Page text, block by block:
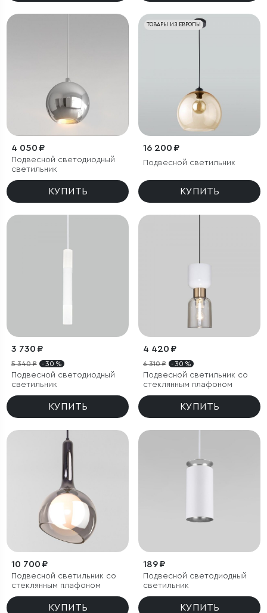
4 050 ₽
Подвесной светодиодный
светильник
КУПИТЬ
ТОВАРЫ ИЗ ЕВРОПЫ
16 200 ₽
Подвесной светильник
КУПИТЬ
3 730 ₽
5 340 ₽ - 30 %
Подвесной светодиодный
светильник
КУПИТЬ
4 420 ₽
6 310 ₽ - 30 %
Подвесной светильник со
стеклянным плафоном
КУПИТЬ
10 700 ₽
Подвесной светильник со
стеклянным плафоном
КУПИТЬ
189 ₽
Подвесной светодиодный
светильник
КУПИТЬ